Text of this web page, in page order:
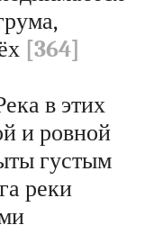
[364]
в этих
и ровной
густым
реки